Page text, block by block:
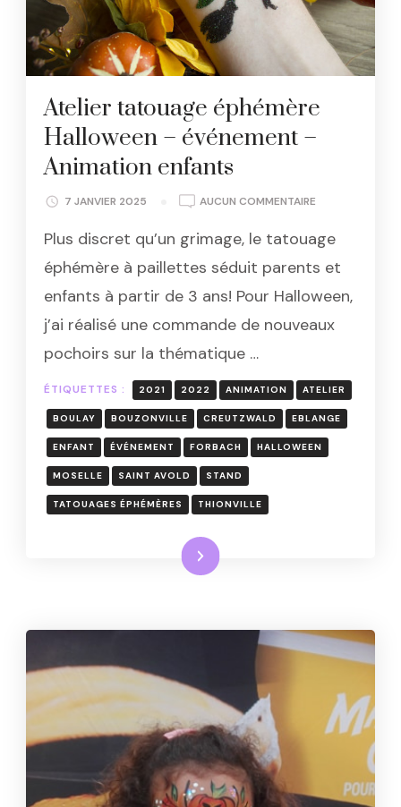
Atelier tatouage éphémère
Halloween – événement –
Animation enfants
7 JANVIER 2025 AUCUN COMMENTAIRE
ÉPHÉMÈRE
–
ÉVÉNEMENT
ANIMATION
Plus discret qu’un grimage, le tatouage
éphémère à paillettes séduit parents et
enfants à partir de 3 ans! Pour Halloween,
j’ai réalisé une commande de nouveaux
pochoirs sur la thématique …
ÉTIQUETTES : 2021 2022 ANIMATION ATELIER
BOULAY BOUZONVILLE CREUTZWALD EBLANGE
ENFANT ÉVÉNEMENT FORBACH HALLOWEEN
MOSELLE SAINT AVOLD STAND
TATOUAGES ÉPHÉMÈRES THIONVILLE
Lire la suite